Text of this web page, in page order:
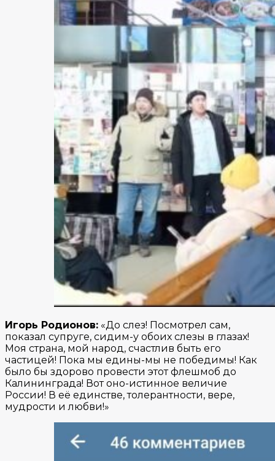
Игорь Родионов: «До слез! Посмотрел сам,
показал супруге, сидим-у обоих слезы в глазах!
Моя страна, мой народ, счастлив быть его
частицей! Пока мы едины-мы не победимы! Как
было бы здорово провести этот флешмоб до
Калининграда! Вот оно-истинное величие
России! В её единстве, толерантности, вере,
мудрости и любви!»